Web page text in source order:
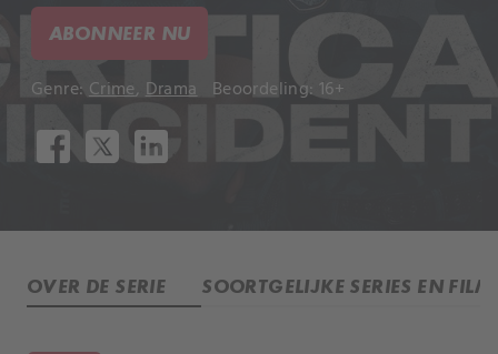
ABONNEER NU
Genre: Crime, Drama Beoordeling: 16+
OVER DE SERIE SOORTGELIJKE SERIES EN